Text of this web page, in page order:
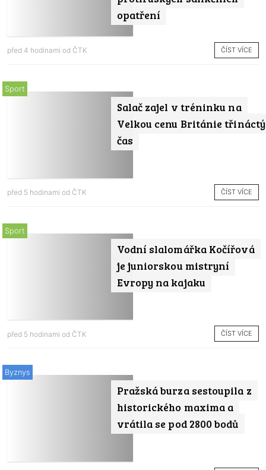
opatření
před 4 hodinami od ČTK ČÍST VÍCE
Salač zajel v tréninku na
Velkou cenu Británie třináctý
čas
Sport
před 5 hodinami od ČTK ČÍST VÍCE
Vodní slalomářka Kočířová
je juniorskou mistryní
Evropy na kajaku
Sport
před 5 hodinami od ČTK ČÍST VÍCE
Pražská burza sestoupila z
historického maxima a
vrátila se pod 2800 bodů
Byznys